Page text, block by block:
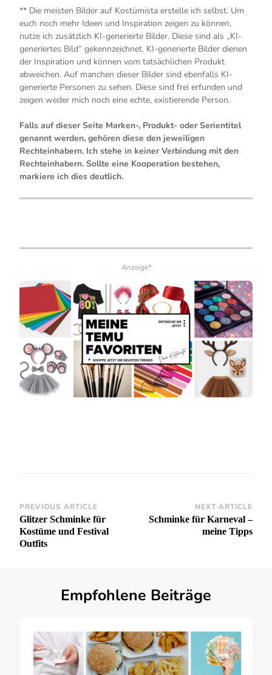
** Die meisten Bilder auf Kostümista erstelle ich selbst. Um
euch noch mehr Ideen und Inspiration zeigen zu können,
nutze ich zusätzlich KI-generierte Bilder. Diese sind als „KI-
generiertes Bild“ gekennzeichnet. KI-generierte Bilder dienen
der Inspiration und können vom tatsächlichen Produkt
abweichen. Auf manchen dieser Bilder sind ebenfalls KI-
generierte Personen zu sehen. Diese sind frei erfunden und
zeigen weder mich noch eine echte, existierende Person.
Falls auf dieser Seite Marken-, Produkt- oder Serientitel
genannt werden, gehören diese den jeweiligen
Rechteinhabern. Ich stehe in keiner Verbindung mit den
Rechteinhabern. Sollte eine Kooperation bestehen,
markiere ich dies deutlich.
Anzeige*
Post
Navigation
PREVIOUS ARTICLE
Glitzer Schminke für
Kostüme und Festival
Outfits
NEXT ARTICLE
Schminke für Karneval –
meine Tipps
Empfohlene Beiträge